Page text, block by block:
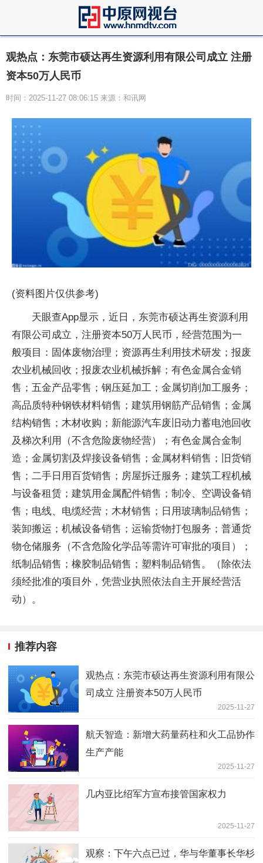
观热点：东莞市硕达再生资源利用有限公司成立 注册
资本50万人民币
时间：2025-11-27 08:06:15 来源：和讯网
(资料图片仅供参考)
天眼查App显示，近日，东莞市硕达再生资源利用
有限公司成立，注册资本50万人民币，经营范围为一
般项目：固体废物治理；资源再生利用技术研发；报废
农业机械回收；报废农业机械拆解；有色金属合金销
售；五金产品零售；钢压延加工；金属切削加工服务；
高品质特种钢铁材料销售；建筑用钢筋产品销售；金属
结构销售；木材收购；新能源汽车废旧动力蓄电池回收
及梯次利用（不含危险废物经营）；有色金属合金制
造；金属切割及焊接设备销售；金属材料销售；旧货销
售；二手日用百货销售；房屋拆迁服务；建筑工程机械
与设备租赁；建筑用金属配件销售；制冷、空调设备销
售；电线、电缆经营；木材销售；日用玻璃制品销售；
装卸搬运；机械设备销售；运输货物打包服务；普通货
物仓储服务（不含危险化学品等需许可审批的项目）；
纸制品销售；橡胶制品销售；塑料制品销售。（除依法
须经批准的项目外，凭营业执照依法自主开展经营活
动）。
推荐内容
观热点：东莞市硕达再生资源利用有限公
司成立 注册资本50万人民币
2025-11-27
航天智造：新增大药量药柱和火工品协作
生产产能
2025-11-27
几内亚比绍军方宣布接管国家权力
2025-11-27
观察：下午六点已过，华与华董事长华杉